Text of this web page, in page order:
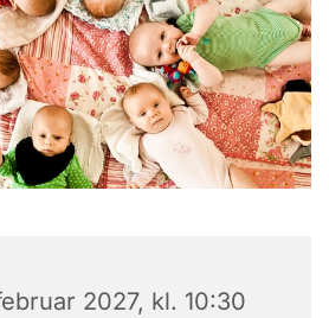
2027, kl. 10:30